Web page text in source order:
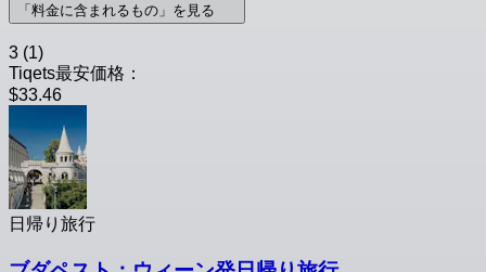
「料金に含まれるもの」を見る
3 (1)
Tiqets最安価格：
$33.46
日帰り旅行